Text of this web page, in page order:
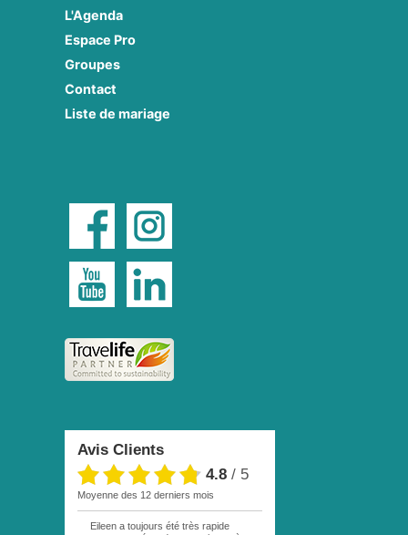
L'Agenda
Espace Pro
Groupes
Contact
Liste de mariage
Avis Clients
4.8 / 5
moyenne des 12 derniers mois
Eileen a toujours été très rapide